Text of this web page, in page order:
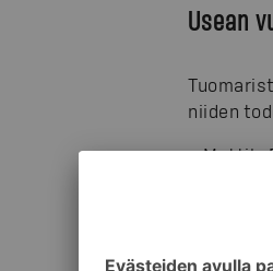
Usean
niiden
– Mattila
tällä